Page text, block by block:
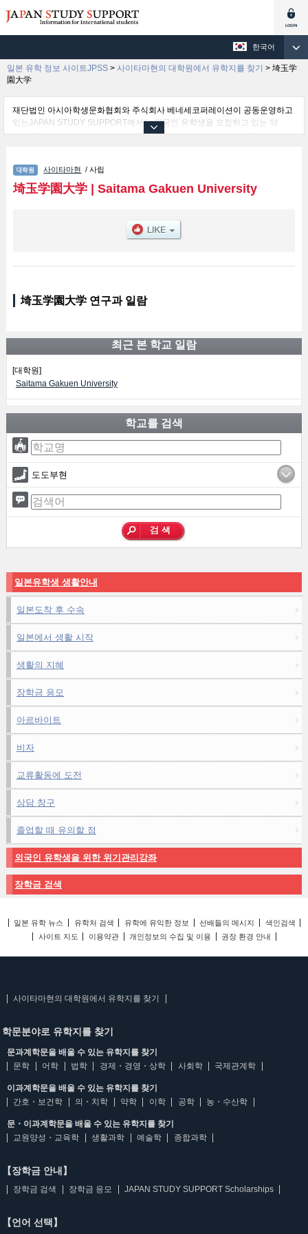
한국어
일본 유학 정보 사이트JPSS > 사이타마현의 대학원에서 유학지를 찾기 > 埼玉学
園大学
재단법인 아시아학생문화협회와 주식회사 베네세코퍼레이션이 공동운영하고
있는JAPAN STUDY SUPPORT에서는 외국인 유학생을 모집하고 있는 약
1,300여 개의 대학・대학원・단기대학・전문학교의 정보를 게재하고 있습니
보, 모집정원과 합격자수 등의 입시정보, 시설안내, 교통정보 등 외국인 유학생
에게 유익하고 필요한 정보를 게재하고 있으므로 많이 이용해 주시기 바랍니
다.
사이타마현 / 사립
埼玉学園大学| Saitama Gakuen University
埼玉学園大学 연구과 일람
최근 본 학교 일람
[대학원]
Saitama Gakuen University
학교를 검색
도도부현
일본유학생 생활안내
일본도착 후 수속
일본에서 생활 시작
생활의 지혜
장학금 응모
아르바이트
비자
교류활동에 도전
상담 창구
졸업할 때 유의할 점
외국인 유학생을 위한 위기관리강좌
장학금 검색
일본 유학 뉴스 유학처 검색 유학에 유익한 정보 선배들의 메시지
색인검색
사이트 지도
이용약관 개인정보의 수집 및 이용 권장 환경 안내
사이타마현의 대학원에서 유학지를 찾기
학문분야로 유학지를 찾기
문과계학문을 배울 수 있는 유학지를 찾기
문학
어학 법학 경제・경영・상학 사회학 국제관계학
이과계학문을 배울 수 있는 유학지를 찾기
간호・보건학
의・치학 약학 이학 공학 농・수산학
문・이과계학문을 배울 수 있는 유학지를 찾기
교원양성・교육학
생활과학 예술학 종합과학
【장학금 안내】
장학금 검색 장학금 응모 JAPAN STUDY SUPPORT Scholarships
【언어 선택】